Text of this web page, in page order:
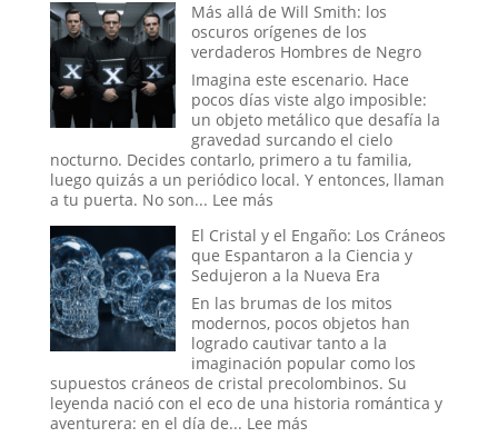
Proyecto
Blue
Beam
y
el
Nuevo
Orden
Mundial
Más allá de Will Smith: los
oscuros orígenes de los
verdaderos Hombres de Negro
Imagina este escenario. Hace
pocos días viste algo imposible:
un objeto metálico que desafía la
gravedad surcando el cielo
nocturno. Decides contarlo, primero a tu familia,
luego quizás a un periódico local. Y entonces, llaman
a tu puerta. No son... Lee más:
allá
de
Will
Smith:
los
oscuros
orígenes
de
los
verdaderos
El Cristal y el Engaño: Los Cráneos
que Espantaron a la Ciencia y
Sedujeron a la Nueva Era
En las brumas de los mitos
modernos, pocos objetos han
logrado cautivar tanto a la
imaginación popular como los
supuestos cráneos de cristal precolombinos. Su
leyenda nació con el eco de una historia romántica y
aventurera: en el día de... Lee más: